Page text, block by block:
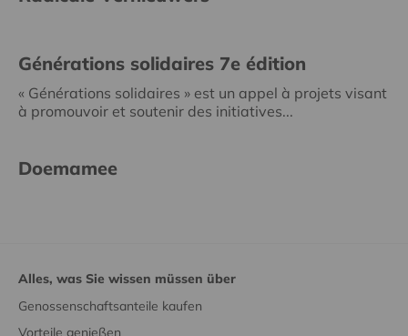
Générations solidaires 7e édition
« Générations solidaires » est un appel à projets visant
à promouvoir et soutenir des initiatives...
Doemamee
Alles, was Sie wissen müssen über
Genossenschaftsanteile kaufen
Vorteile genießen